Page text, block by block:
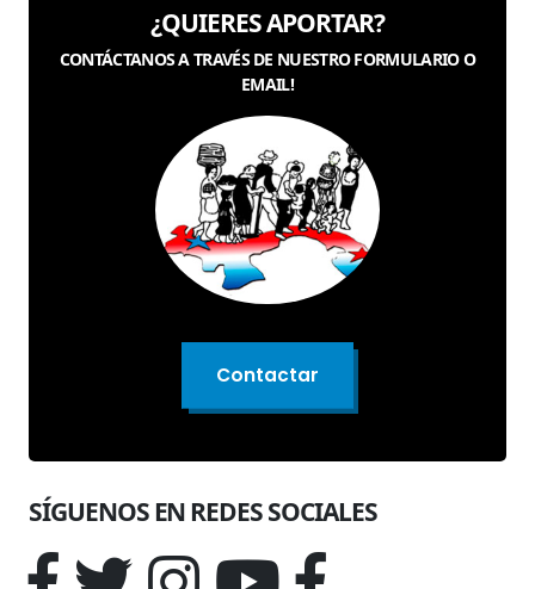
¿QUIERES APORTAR?
CONTÁCTANOS A TRAVÉS DE NUESTRO FORMULARIO O
EMAIL!
Contactar
SÍGUENOS EN REDES SOCIALES